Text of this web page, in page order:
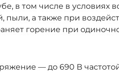
в том числе в условиях
пыли, а также при
горение при
— до 690 В